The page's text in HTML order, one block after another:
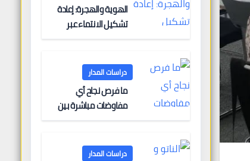
الهوية والهجرة: إعادة
تشكيل الانتماء عبر
دراسات المدار
ما فرص نجاح أي
مفاوضات مباشرة بين
دراسات المدار